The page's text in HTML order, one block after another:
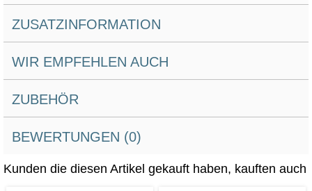
ZUSATZINFORMATION
WIR EMPFEHLEN AUCH
ZUBEHÖR
BEWERTUNGEN (0)
Kunden die diesen Artikel gekauft haben, kauften auch